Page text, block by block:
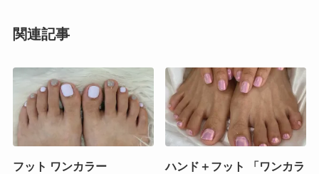
関連記事
フット ワンカラー
ハンド＋フット 「ワンカラ